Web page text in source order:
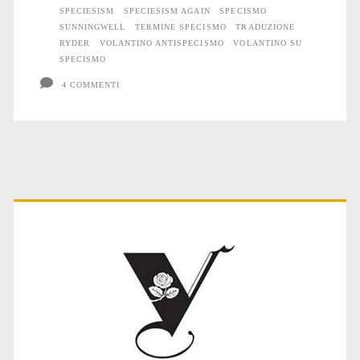
SPECIESISM SPECIESISM AGAIN
SPECISMO
SUNNINGWELL
TERMINE SPECISMO
TRADUZIONE
RYDER
VOLANTINO ANTISPECISMO
VOLANTINO SU
SPECISMO
4 COMMENTI
Primary